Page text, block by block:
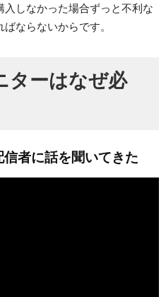
しなかった場合ずっと不利な
ならないからです。
ターはなぜ必
者に話を聞いてきた